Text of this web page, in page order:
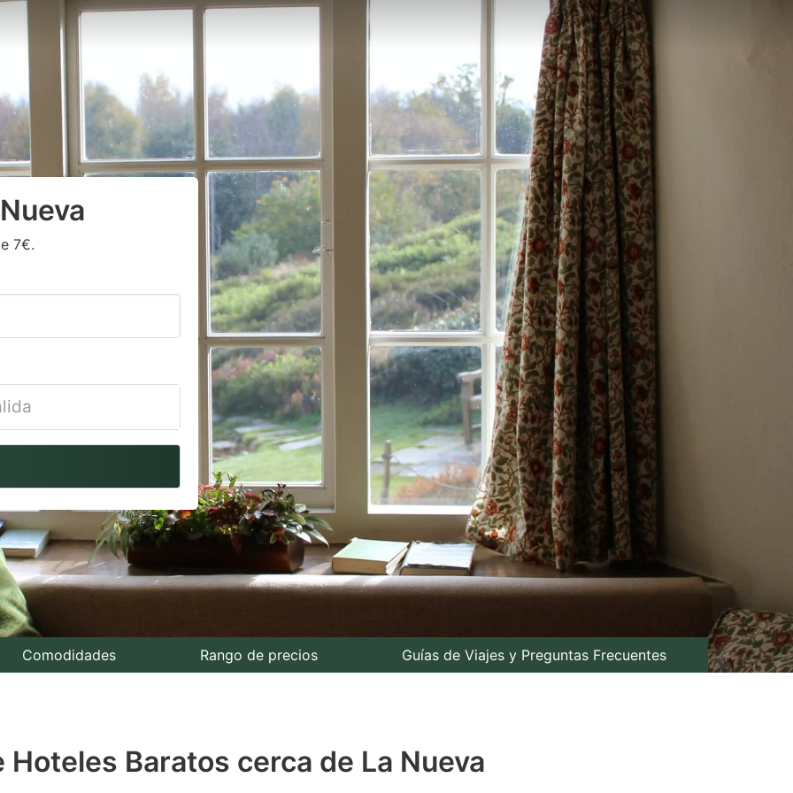
7€.
Comodidades Rango de precios Guías de Viajes y Preguntas Frecuentes
Baratos cerca de La Nueva